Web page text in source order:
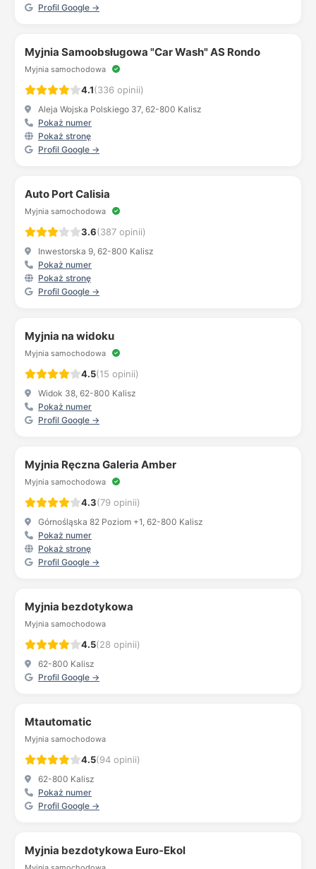
Profil Google →
Myjnia Samoobsługowa "Car Wash" AS Rondo
Myjnia samochodowa
4.1(336 opinii)
Aleja Wojska Polskiego 37, 62-800 Kalisz
Pokaż numer
Pokaż stronę
Profil Google →
Auto Port Calisia
Myjnia samochodowa
3.6(387 opinii)
Inwestorska 9, 62-800 Kalisz
Pokaż numer
Pokaż stronę
Profil Google →
Myjnia na widoku
Myjnia samochodowa
4.5(15 opinii)
Widok 38, 62-800 Kalisz
Pokaż numer
Profil Google →
Myjnia Ręczna Galeria Amber
Myjnia samochodowa
4.3(79 opinii)
Górnośląska 82 Poziom +1, 62-800 Kalisz
Pokaż numer
Pokaż stronę
Profil Google →
Myjnia bezdotykowa
Myjnia samochodowa
4.5(28 opinii)
62-800 Kalisz
Profil Google →
Mtautomatic
Myjnia samochodowa
4.5(94 opinii)
62-800 Kalisz
Pokaż numer
Profil Google →
Myjnia bezdotykowa Euro-Ekol